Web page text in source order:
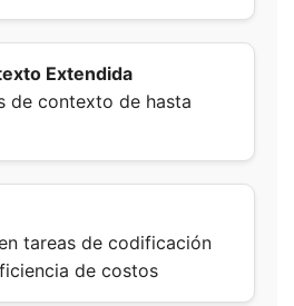
Extendida
de contexto de hasta
tareas de codificación
de costos